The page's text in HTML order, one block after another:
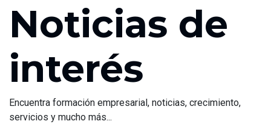
Noticias de
interés
Encuentra formación empresarial, noticias, crecimiento,
servicios y mucho más...